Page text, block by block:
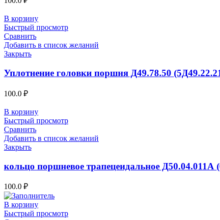
В корзину
Быстрый просмотр
Сравнить
Добавить в список желаний
Закрыть
Уплотнение головки поршня Д49.78.50
100.0 ₽
В корзину
Быстрый просмотр
Сравнить
Добавить в список желаний
Закрыть
кольцо поршневое трапецеидальное Д50.04.011А
100.0 ₽
В корзину
Быстрый просмотр